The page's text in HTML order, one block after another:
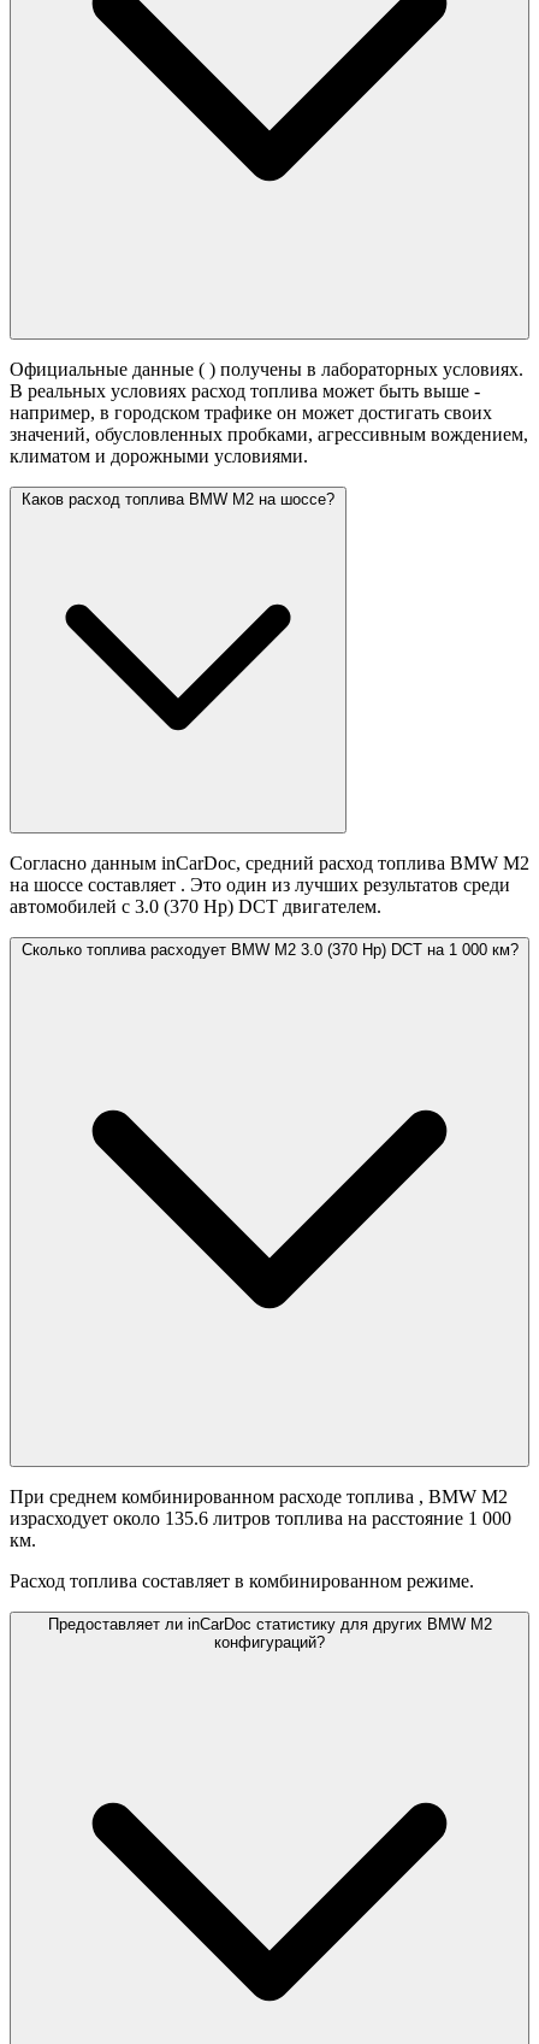
Официальные данные ( ) получены в лабораторных условиях.
В реальных условиях расход топлива может быть выше -
например, в городском трафике он может достигать своих
значений, обусловленных пробками, агрессивным вождением,
климатом и дорожными условиями.
Каков расход топлива BMW M2 на шоссе?
Согласно данным inCarDoc, средний расход топлива BMW M2
на шоссе составляет . Это один из лучших результатов среди
автомобилей с 3.0 (370 Hp) DCT двигателем.
Сколько топлива расходует BMW M2 3.0 (370 Hp) DCT на 1 000 км?
При среднем комбинированном расходе топлива , BMW M2
израсходует около 135.6 литров топлива на расстояние 1 000
км.
Расход топлива составляет в комбинированном режиме.
Предоставляет ли inCarDoc статистику для других BMW M2
конфигураций?